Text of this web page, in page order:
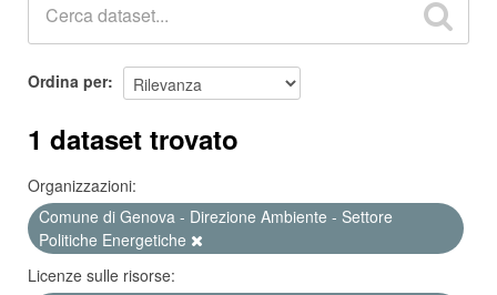
Ordina per
1 dataset trovato
Organizzazioni:
Comune di Genova - Direzione Ambiente - Settore
Politiche Energetiche
Licenze sulle risorse: